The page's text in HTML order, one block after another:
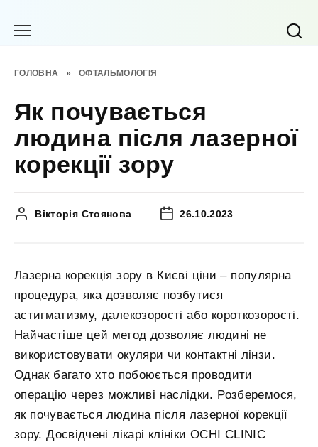
ГОЛОВНА » ОФТАЛЬМОЛОГІЯ
Як почувається
людина після лазерної
корекції зору
Вікторія Стоянова 26.10.2023
Лазерна корекція зору в Києві ціни – популярна
процедура, яка дозволяє позбутися
астигматизму, далекозорості або короткозорості.
Найчастіше цей метод дозволяє людині не
використовувати окуляри чи контактні лінзи.
Однак багато хто побоюється проводити
операцію через можливі наслідки. Розберемося,
як почувається людина після лазерної корекції
зору. Досвідчені лікарі клініки OCHI CLINIC